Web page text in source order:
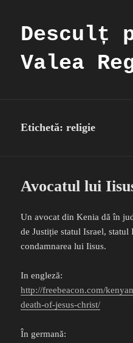
Desculț
Valea
Etichetă:religie
Avocatul lui
Un avocat din Kenia dă în
de Justiție statul Israel,
condamnarea lui Iisus.
In engleză:
http://freebeacon.com/
death-of-jesus-christ/
În germană: